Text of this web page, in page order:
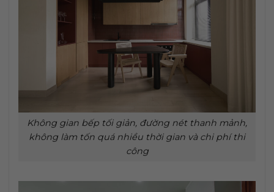
Không gian bếp tối giản, đường nét thanh mảnh,
không làm tốn quá nhiều thời gian và chi phí thi
công